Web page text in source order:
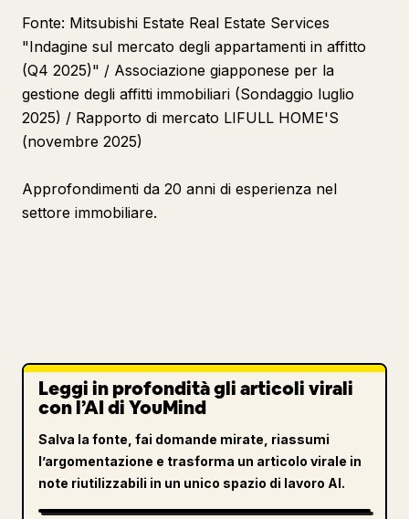
Fonte: Mitsubishi Estate Real Estate Services
"Indagine sul mercato degli appartamenti in affitto
(Q4 2025)" / Associazione giapponese per la
gestione degli affitti immobiliari (Sondaggio luglio
2025) / Rapporto di mercato LIFULL HOME'S
(novembre 2025)
Approfondimenti da 20 anni di esperienza nel
settore immobiliare.
Leggi in profondità gli articoli virali
con l’AI di YouMind
Salva la fonte, fai domande mirate, riassumi
l’argomentazione e trasforma un articolo virale in
note riutilizzabili in un unico spazio di lavoro AI.